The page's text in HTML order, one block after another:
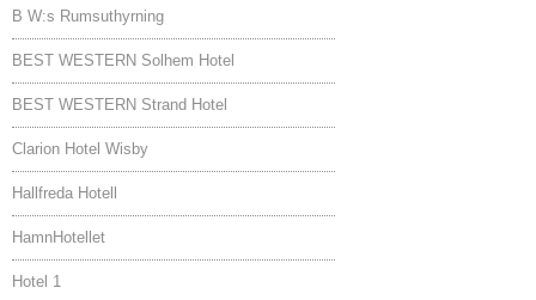
B W:s Rumsuthyrning
BEST WESTERN Solhem Hotel
BEST WESTERN Strand Hotel
Clarion Hotel Wisby
Hallfreda Hotell
HamnHotellet
Hotel 1